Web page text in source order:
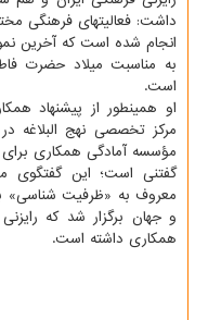
داشت: فعالیتهای فرهنگی
انجام شده است که آخرین
به مناسبت میلاد حضرت
است.
او همینطور از پیشنهاد
مرکز تخصصی نهج البلاغه
مؤسسه آمادگی همکاری برای
گفتنی است؛ این
معروف به «ظرفیت شناسی»
و جهان برگزار شد که
همکاری داشته است.